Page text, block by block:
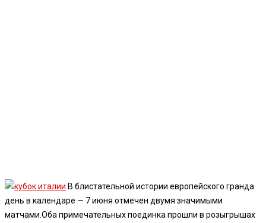
В блистательной истории европейского гранда
день в календаре — 7 июня отмечен двумя значимыми
матчами. Оба примечательных поединка прошли в розыгрышах